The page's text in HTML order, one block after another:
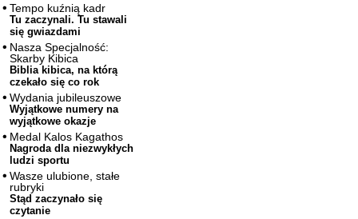
Tempo kuźnią kadr
Tu zaczynali. Tu stawali
się gwiazdami
Nasza Specjalność:
Skarby Kibica
Biblia kibica, na którą
czekało się co rok
Wydania jubileuszowe
Wyjątkowe numery na
wyjątkowe okazje
Medal Kalos Kagathos
Nagroda dla niezwykłych
ludzi sportu
Wasze ulubione, stałe
rubryki
Stąd zaczynało się
czytanie